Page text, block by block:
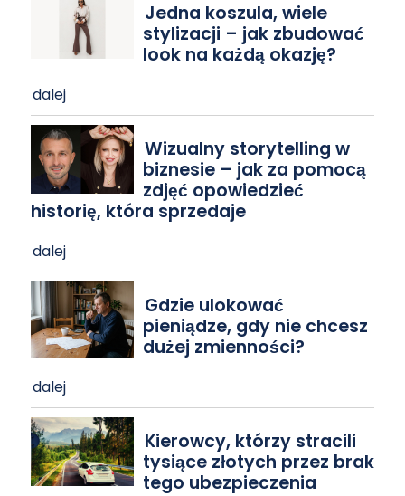
Jedna koszula, wiele
stylizacji – jak zbudować
look na każdą okazję?
dalej
Wizualny storytelling w
biznesie – jak za pomocą
zdjęć opowiedzieć
historię, która sprzedaje
dalej
Gdzie ulokować
pieniądze, gdy nie chcesz
dużej zmienności?
dalej
Kierowcy, którzy stracili
tysiące złotych przez brak
tego ubezpieczenia